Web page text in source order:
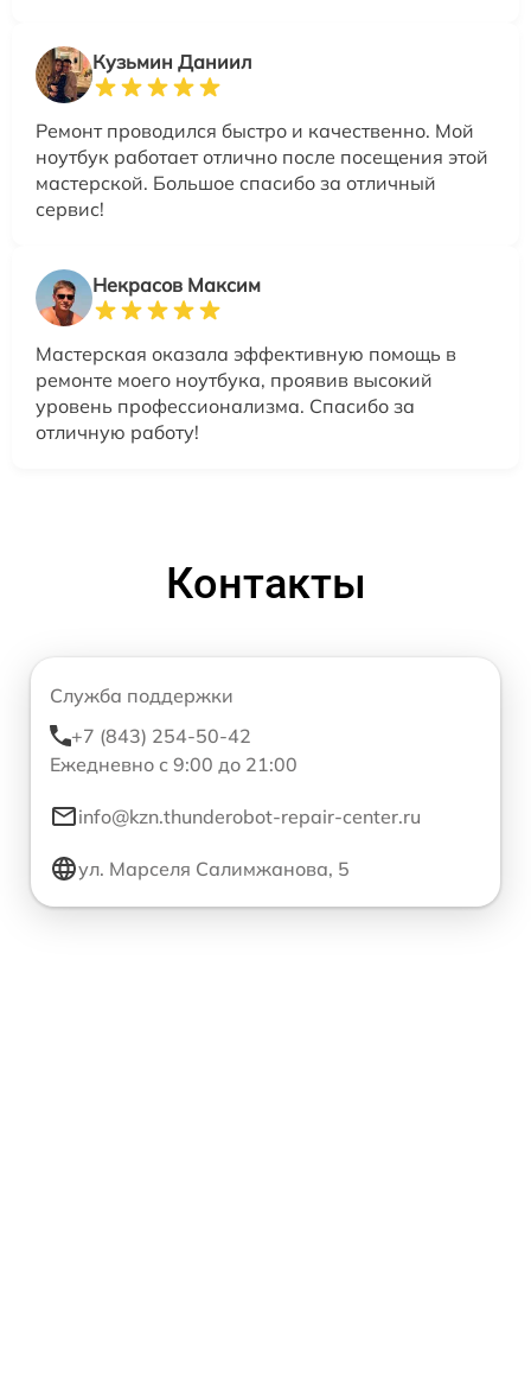
Кузьмин Даниил
Ремонт проводился быстро и качественно. Мой
ноутбук работает отлично после посещения этой
мастерской. Большое спасибо за отличный
сервис!
Некрасов Максим
Мастерская оказала эффективную помощь в
ремонте моего ноутбука, проявив высокий
уровень профессионализма. Спасибо за
отличную работу!
Контакты
Служба поддержки
+7 (843) 254-50-42
Ежедневно с 9:00 до 21:00
info@kzn.thunderobot-repair-center.ru
ул. Марселя Салимжанова, 5